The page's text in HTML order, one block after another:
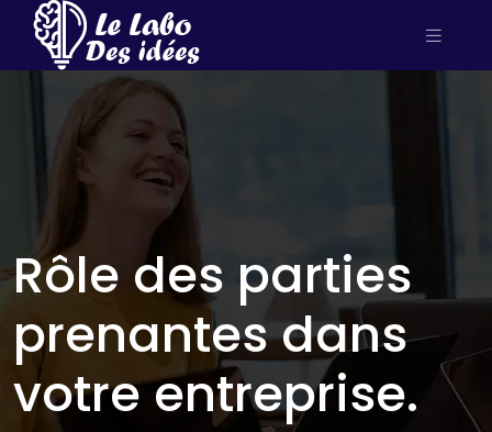
Rôle des parties
prenantes dans
votre entreprise.